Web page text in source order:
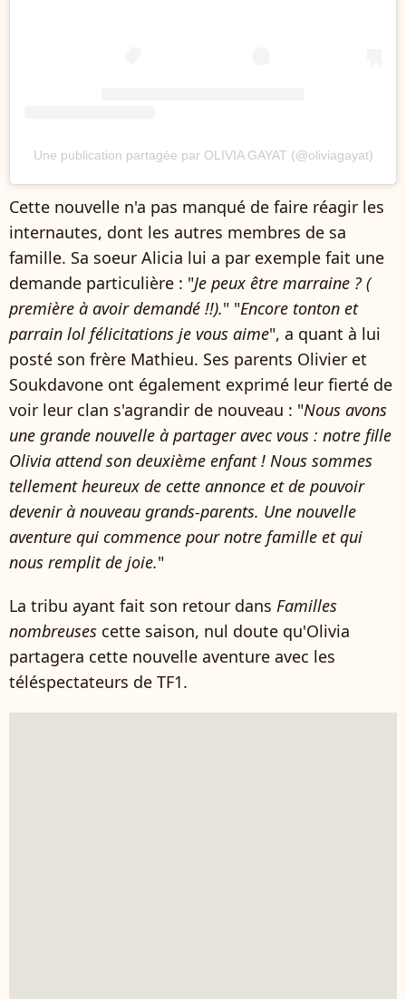
Une publication partagée par OLIVIA GAYAT (@oliviagayat)
Cette nouvelle n'a pas manqué de faire réagir les
internautes, dont les autres membres de sa
famille. Sa soeur Alicia lui a par exemple fait une
demande particulière : "Je peux être marraine ? (
première à avoir demandé !!)." "Encore tonton et
parrain lol félicitations je vous aime", a quant à lui
posté son frère Mathieu. Ses parents Olivier et
Soukdavone ont également exprimé leur fierté de
voir leur clan s'agrandir de nouveau : "Nous avons
une grande nouvelle à partager avec vous : notre fille
Olivia attend son deuxième enfant ! Nous sommes
tellement heureux de cette annonce et de pouvoir
devenir à nouveau grands-parents. Une nouvelle
aventure qui commence pour notre famille et qui
nous remplit de joie."
La tribu ayant fait son retour dans Familles
nombreuses cette saison, nul doute qu'Olivia
partagera cette nouvelle aventure avec les
téléspectateurs de TF1.